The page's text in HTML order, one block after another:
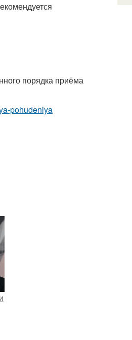
порядка приёма
pohudeniya